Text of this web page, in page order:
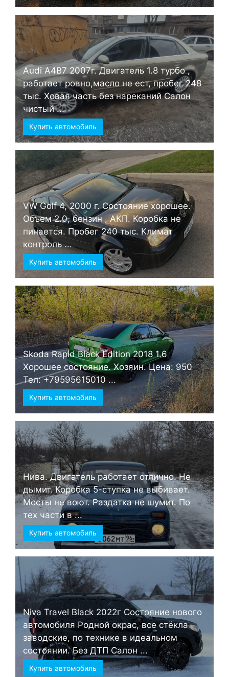
Audi А4B7 2007г. Двигатель 1.8 турбо ,
работает ровно,масло не ест, пробег 248
тыс. Ховая часть без нареканий Салон
чистый ...
Купить автомобиль
VW Golf 4, 2000 г. Состояние хорошее.
Объем 2.0, бензин , АКП. Коробка не
пинается. Пробег 240 тыс. Климат
контроль ...
Купить автомобиль
Skoda Rapid Black Edition 2018 1.6
Хорошее состояние. Хозяин. Цена: 950
Тел: +79595615010 ...
Купить автомобиль
Нива. Двигатель работает отлично. Не
дымит. Коробка 5-ступка не выбивает.
Мосты не воют. Раздатка не шумит. По
тех части в ...
Купить автомобиль
Niva Travel Black 2022г Состояние нового
автомобиля Родной окрас, все стёкла
заводские, по технике в идеальном
состоянии. Без ДТП Салон ...
Купить автомобиль